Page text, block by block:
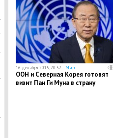
16 декабря 2015, 20:32 —Мир
ООН и Северная Корея готовят
визит Пан Ги Муна в страну